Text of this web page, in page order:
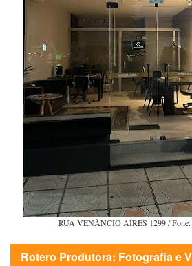
RUA VENÂNCIO AIRES 1299 / Fone:
Rotero Produtora: Fotografia e